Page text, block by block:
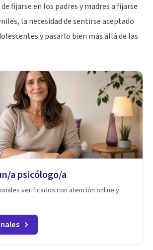
fijarse en los padres y madres a fijarse
la necesidad de sentirse aceptado
y pasarlo bien más allá de las
a psicólogo/a
verificados con atención online y